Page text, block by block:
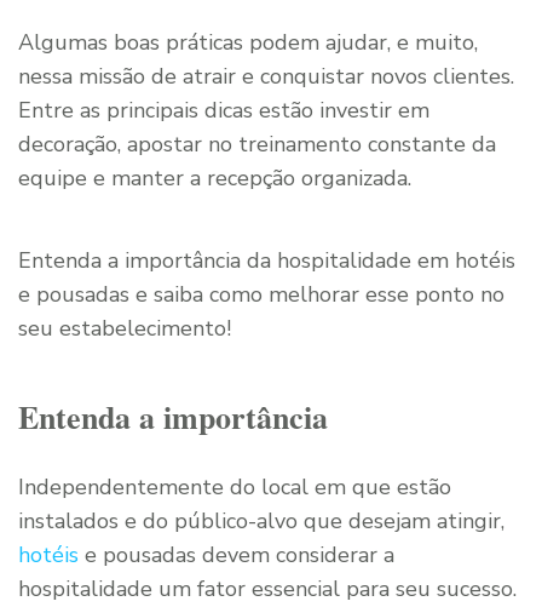
Algumas boas práticas podem ajudar, e muito,
nessa missão de atrair e conquistar novos clientes.
Entre as principais dicas estão investir em
decoração, apostar no treinamento constante da
equipe e manter a recepção organizada.
Entenda a importância da hospitalidade em hotéis
e pousadas e saiba como melhorar esse ponto no
seu estabelecimento!
Entenda a importância
Independentemente do local em que estão
instalados e do público-alvo que desejam atingir,
hotéis e pousadas devem considerar a
hospitalidade um fator essencial para seu sucesso.